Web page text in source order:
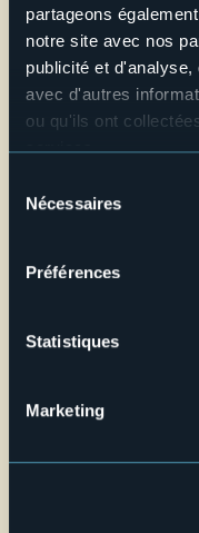
partageons
notre site avec nos
publicité et
avec d'autres
ou qu'ils ont
services.
manière de les gérer
Nécessaires
Préférences
Statistiques
Marketing
E-mail
Telefono
+39 02 6555463
Site web